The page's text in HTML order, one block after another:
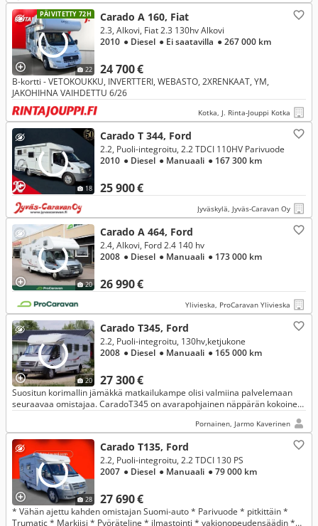
PÄIVITETTY 72H
22
Carado A 160, Fiat
24 700 €
2.3, Alkovi, Fiat 2.3 130hv Alkovi
2010 ● Diesel ● Ei saatavilla ● 267 000 km
B-kortti - VETOKOUKKU, INVERTTERI, WEBASTO, 2XRENKAAT, YM,
JAKOHIHNA VAIHDETTU 6/26
Kotka, J. Rinta-Jouppi Kotka
18
Carado T 344, Ford
25 900 €
2.2, Puoli-integroitu, 2.2 TDCI 110HV Parivuode
2010 ● Diesel ● Manuaali ● 167 300 km
Jyväskylä, Jyväs-Caravan Oy
20
Carado A 464, Ford
26 990 €
2.4, Alkovi, Ford 2.4 140 hv
2008 ● Diesel ● Manuaali ● 173 000 km
Ylivieska, ProCaravan Ylivieska
20
Carado T345, Ford
27 300 €
2.2, Puoli-integroitu, 130hv,ketjukone
2008 ● Diesel ● Manuaali ● 165 000 km
Suositun korimallin jämäkkä matkailukampe olisi valmiina palvelemaan
seuraavaa omistajaa. CaradoT345 on avarapohjainen näppärän kokoinen
Pornainen, Jarmo Kaverinen
28
Carado T135, Ford
27 690 €
2.2, Puoli-integroitu, 2.2 TDCI 130 PS
2007 ● Diesel ● Manuaali ● 79 000 km
* Vähän ajettu kahden omistajan Suomi-auto * Parivuode * pitkittäin *
Trumatic * Markiisi * Pyöräteline * ilmastointi * vakionopeudensäädin *